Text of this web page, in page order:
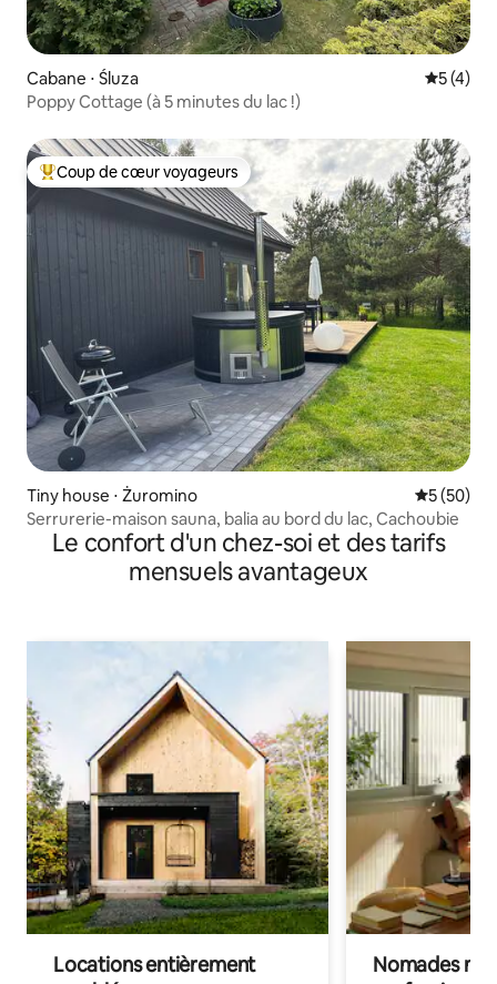
Cabane ⋅ Śluza
5 (4)
Poppy Cottage (à 5 minutes du lac !)
Coups de cœur voyageurs les plus appréciés
Coup de cœur voyageurs
Tiny house ⋅ Żuromino
5 (50)
Serrurerie-maison sauna, balia au bord du lac, Cachoubie
Le confort d'un chez-soi et des tarifs
mensuels avantageux
Locations entièrement
Nomades